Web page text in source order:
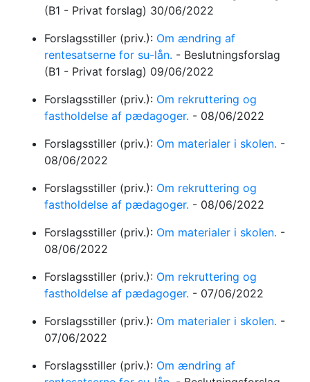
(B1 - Privat forslag) 30/06/2022
Forslagsstiller (priv.): Om ændring af
rentesatserne for su-lån. - Beslutningsforslag
(B1 - Privat forslag) 09/06/2022
Forslagsstiller (priv.): Om rekruttering og
fastholdelse af pædagoger. - 08/06/2022
Forslagsstiller (priv.): Om materialer i skolen. -
08/06/2022
Forslagsstiller (priv.): Om rekruttering og
fastholdelse af pædagoger. - 08/06/2022
Forslagsstiller (priv.): Om materialer i skolen. -
08/06/2022
Forslagsstiller (priv.): Om rekruttering og
fastholdelse af pædagoger. - 07/06/2022
Forslagsstiller (priv.): Om materialer i skolen. -
07/06/2022
Forslagsstiller (priv.): Om ændring af